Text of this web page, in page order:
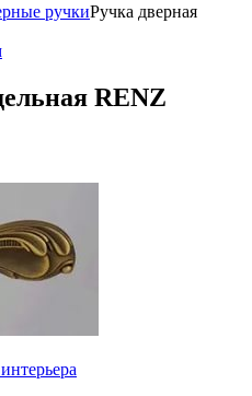
ручкиРучка дверная
RENZ